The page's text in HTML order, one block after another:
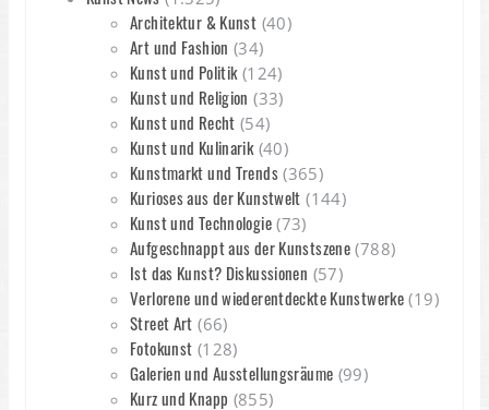
Architektur & Kunst (40)
Art und Fashion (34)
Kunst und Politik(124)
Kunst und Religion (33)
Kunst und Recht (54)
Kunst und Kulinarik(40)
Kunstmarkt und Trends(365)
Kurioses aus der Kunstwelt (144)
Kunst und Technologie(73)
Aufgeschnappt aus der Kunstszene (788)
Ist das Kunst? Diskussionen (57)
Verlorene und wiederentdeckte Kunstwerke (19)
Street Art (66)
Fotokunst (128)
Galerien und Ausstellungsräume (99)
Kurz und Knapp (855)